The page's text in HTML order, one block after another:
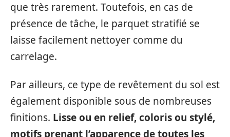
que très rarement. Toutefois, en cas de
présence de tâche, le parquet stratifié se
laisse facilement nettoyer comme du
carrelage.
Par ailleurs, ce type de revêtement du sol est
également disponible sous de nombreuses
finitions. Lisse ou en relief, coloris ou stylé,
motifs prenant l’apparence de toutes les